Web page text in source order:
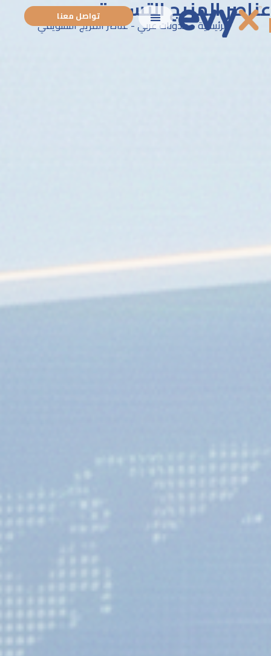
تواصل معناعناصر المزيج التسويقي
الرئيسية-مدونات عربي-عناصر المزيج التسويقي